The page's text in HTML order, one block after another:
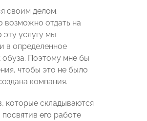
своим делом.
возможно отдать на
услугу мы
в определенное
обуза. Поэтому мне бы
чтобы это не было
компания.
которые складываются
его работе